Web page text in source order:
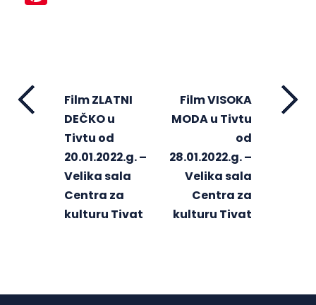
Film ZLATNI
DEČKO u
Tivtu od
20.01.2022.g. –
Velika sala
Centra za
kulturu Tivat
Film VISOKA
MODA u Tivtu
od
28.01.2022.g. –
Velika sala
Centra za
kulturu Tivat